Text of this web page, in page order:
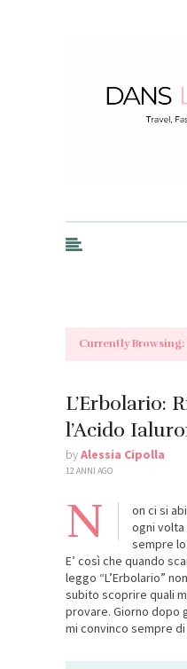
Currently Browsing:
L’Erbolario:
l’Acido
byAlessia Cipolla
12 ANNI AGO
N
on ci si
ogni volta
sempre
E’ così che quando
leggo “L’Erbolario”
subito scoprire quali
provare. Giorno dopo
mi convinco sempre